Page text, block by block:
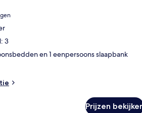
3
en 1 eenpersoons slaapbank
Prijzen